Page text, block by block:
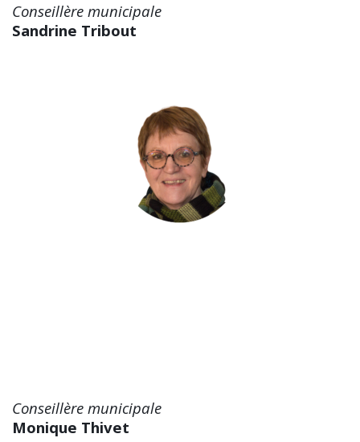
Conseillère municipale
Sandrine Tribout
Conseillère municipale
Monique Thivet